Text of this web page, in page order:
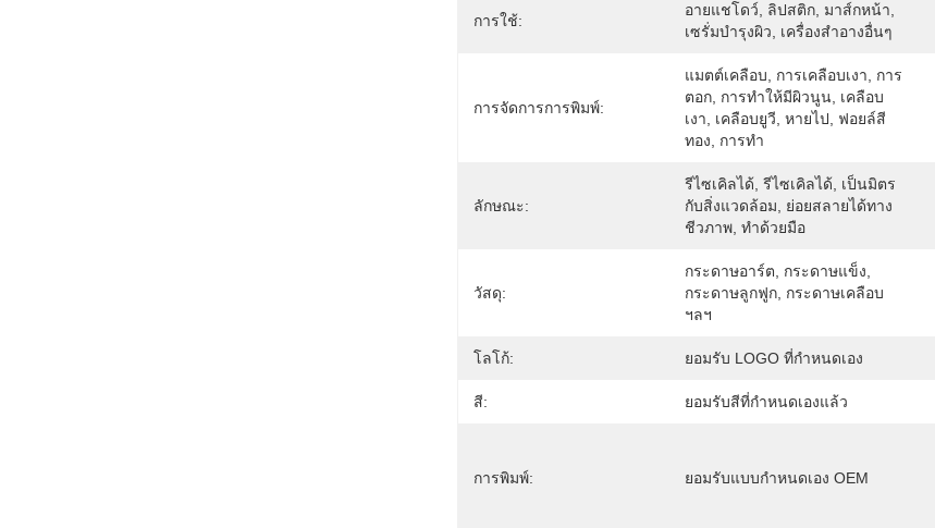
การใช้:
อายแชโดว์, ลิปสติก, มาส์กหน้า,
เซรั่มบำรุงผิว, เครื่องสำอางอื่นๆ
การจัดการการพิมพ์:
แมตต์เคลือบ, การเคลือบเงา, การ
ตอก, การทำให้มีผิวนูน, เคลือบ
เงา, เคลือบยูวี, หายไป, ฟอยล์สี
ทอง, การทำ
ลักษณะ:
รีไซเคิลได้, รีไซเคิลได้, เป็นมิตร
กับสิ่งแวดล้อม, ย่อยสลายได้ทาง
ชีวภาพ, ทำด้วยมือ
วัสดุ:
กระดาษอาร์ต, กระดาษแข็ง,
กระดาษลูกฟูก, กระดาษเคลือบ
ฯลฯ
โลโก้: ยอมรับ LOGO ที่กําหนดเอง
สี: ยอมรับสีที่กำหนดเองแล้ว
การพิมพ์: ยอมรับแบบกำหนดเอง OEM